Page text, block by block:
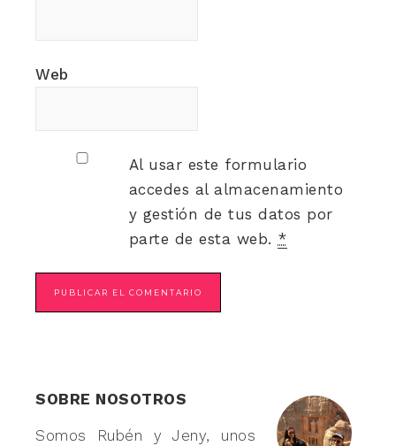
Web
Al usar este formulario
accedes al almacenamiento
y gestión de tus datos por
parte de esta web. *
SOBRE NOSOTROS
Somos Rubén y Jeny, unos